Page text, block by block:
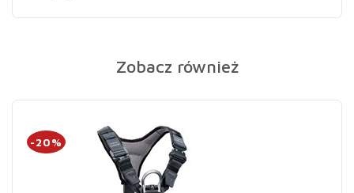
Zobacz również
-20%